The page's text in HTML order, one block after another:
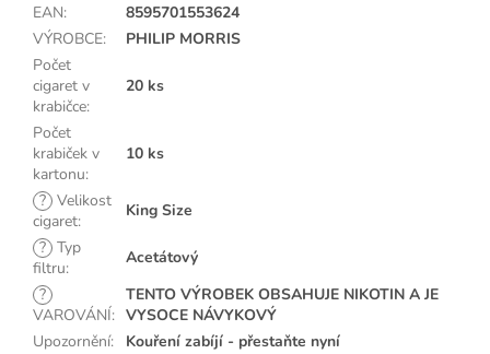
EAN:
8595701553624
VÝROBCE:
PHILIP MORRIS
Počet
cigaret v
krabičce:
20 ks
Počet
krabiček v
kartonu:
10 ks
? Velikost
cigaret:
King Size
? Typ
filtru:
Acetátový
?
VAROVÁNÍ:
TENTO VÝROBEK OBSAHUJE NIKOTIN A JE
VYSOCE NÁVYKOVÝ
Upozornění:
Kouření zabíjí - přestaňte nyní